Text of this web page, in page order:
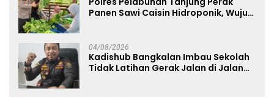
Panen Sawi Caisin Hidroponik, Wujud
04/08/2026
Kadishub Bangkalan Imbau Sekolah
Tidak Latihan Gerak Jalan di Jalan